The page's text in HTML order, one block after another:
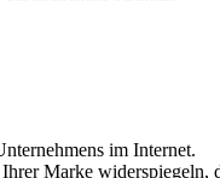
im Internet.
Marke